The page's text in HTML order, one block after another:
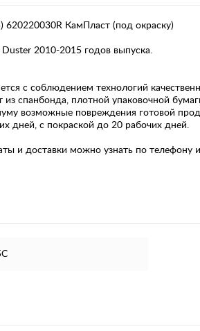
КамПласт (под окраску)
2010-2015 годов выпуска.
с соблюдением технологий
спанбонда, плотной упаковочной
возможные повреждения готовой
дней, с покраской до 20 рабочих дней.
доставки можно узнать по телефону